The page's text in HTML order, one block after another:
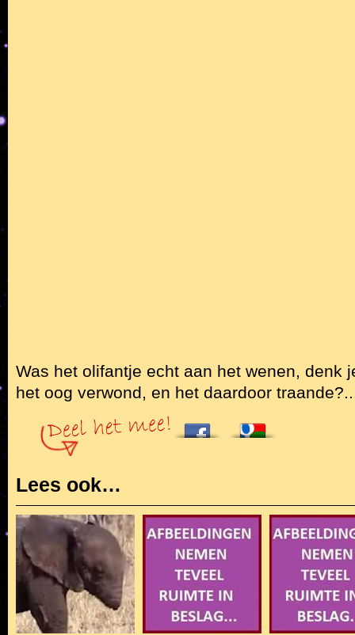
Was het olifantje echt aan het wenen, denk
het oog verwond, en het daardoor
Lees ook…